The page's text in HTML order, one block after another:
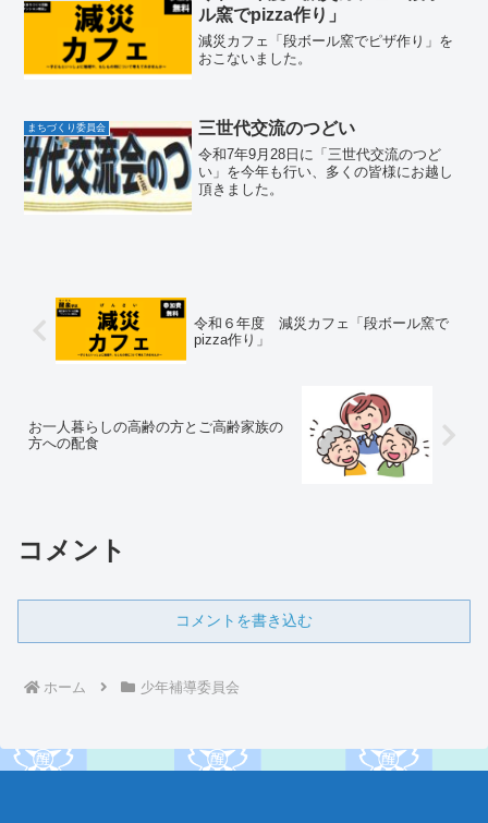
ル窯でpizza作り」
減災カフェ「段ボール窯でピザ作り」を
おこないました。
まちづくり委員会 三世代交流のつどい
令和7年9月28日に「三世代交流のつど
い」を今年も行い、多くの皆様にお越し
頂きました。
令和６年度 減災カフェ「段ボール窯で
pizza作り」
お一人暮らしの高齢の方とご高齢家族の
方への配食
コメント
コメントを書き込む
ホーム 少年補導委員会